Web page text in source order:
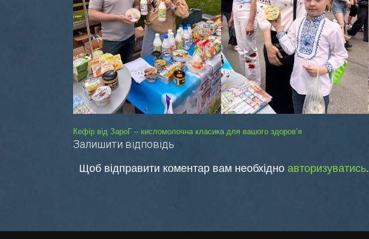
Навігація
записів
Кефір від ЗароГ – кисломолочна класика для вашого здоровʼя
Залишити відповідь
Щоб відправити коментар вам необхідно авторизуватись.